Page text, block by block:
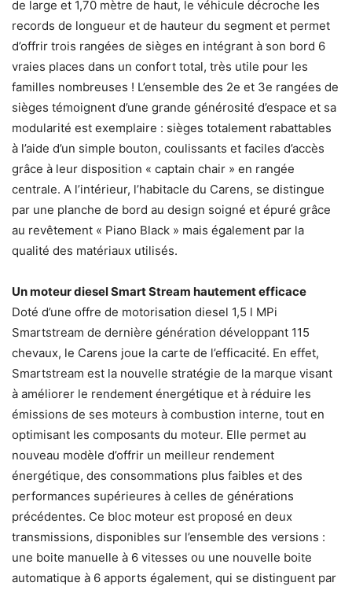
de large et 1,70 mètre de haut, le véhicule décroche les
records de longueur et de hauteur du segment et permet
d’offrir trois rangées de sièges en intégrant à son bord 6
vraies places dans un confort total, très utile pour les
familles nombreuses ! L’ensemble des 2e et 3e rangées de
sièges témoignent d’une grande générosité d’espace et sa
modularité est exemplaire : sièges totalement rabattables
à l’aide d’un simple bouton, coulissants et faciles d’accès
grâce à leur disposition « captain chair » en rangée
centrale. A l’intérieur, l’habitacle du Carens, se distingue
par une planche de bord au design soigné et épuré grâce
au revêtement « Piano Black » mais également par la
qualité des matériaux utilisés.
Un moteur diesel Smart Stream hautement efficace
Doté d’une offre de motorisation diesel 1,5 l MPi
Smartstream de dernière génération développant 115
chevaux, le Carens joue la carte de l’efficacité. En effet,
Smartstream est la nouvelle stratégie de la marque visant
à améliorer le rendement énergétique et à réduire les
émissions de ses moteurs à combustion interne, tout en
optimisant les composants du moteur. Elle permet au
nouveau modèle d’offrir un meilleur rendement
énergétique, des consommations plus faibles et des
performances supérieures à celles de générations
précédentes. Ce bloc moteur est proposé en deux
transmissions, disponibles sur l’ensemble des versions :
une boite manuelle à 6 vitesses ou une nouvelle boite
automatique à 6 apports également, qui se distinguent par